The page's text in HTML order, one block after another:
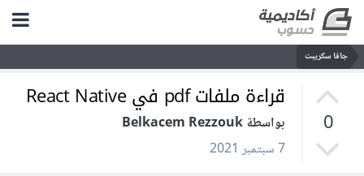
جافا سكريبت
0
قراءة ملفات pdf في React Native
بواسطة Belkacem Rezzouk
7 سبتمبر 2021